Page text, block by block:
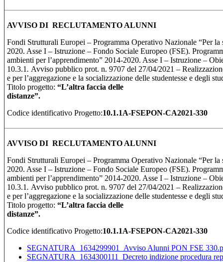
AVVISO DI RECLUTAMENTO ALUNNI
Fondi Strutturali Europei – Programma Operativo Nazionale “Per
2020. Asse I – Istruzione – Fondo Sociale Europeo (FSE).
ambienti per l’apprendimento” 2014-2020. Asse I – Istruzione –
10.3.1. Avviso pubblico prot. n. 9707 del 27/04/2021 –
e per l’aggregazione e la socializzazione delle studentesse e degli
Titolo progetto: “L’altra faccia delle
Codice identificativo Progetto:10.1.1A-FSEPON-CA2021-330
AVVISO DI RECLUTAMENTO ALUNNI
Fondi Strutturali Europei – Programma Operativo Nazionale “Per
2020. Asse I – Istruzione – Fondo Sociale Europeo (FSE).
ambienti per l’apprendimento” 2014-2020. Asse I – Istruzione –
10.3.1. Avviso pubblico prot. n. 9707 del 27/04/2021 –
e per l’aggregazione e la socializzazione delle studentesse e degli
Titolo progetto: “L’altra faccia delle
Codice identificativo Progetto:10.1.1A-FSEPON-CA2021-330
SEGNATURA_1634299901_Avviso Alunni PON FSE
SEGNATURA_1634300111_Decreto indizione procedura